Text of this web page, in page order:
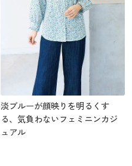
淡ブルーが顔映りを明るくす
る、気負わないフェミニンカジ
ュアル